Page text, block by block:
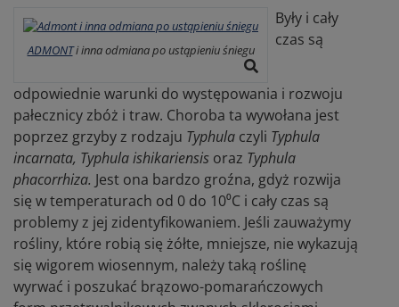
ADMONTi inna odmiana po ustąpieniu śniegu
Były i cały
czas są
odpowiednie warunki do występowania i rozwoju
pałecznicy zbóż i traw. Choroba ta wywołana jest
poprzez grzyby z rodzaju Typhula czyli Typhula
incarnata, Typhula ishikariensis oraz Typhula
phacorrhiza. Jest ona bardzo groźna, gdyż rozwija
się w temperaturach od 0 do 10⁰C i cały czas są
problemy z jej zidentyfikowaniem. Jeśli zauważymy
rośliny, które robią się żółte, mniejsze, nie wykazują
się wigorem wiosennym, należy taką roślinę
wyrwać i poszukać brązowo-pomarańczowych